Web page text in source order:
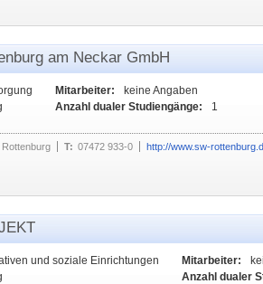
am Neckar GmbH
Mitarbeiter:
keine Angaben
Anzahl dualer Studiengänge:
1
Rottenburg T: 07472 933-0 http://www.sw-
und soziale Einrichtungen
Mitarbeiter:
Anzahl dualer